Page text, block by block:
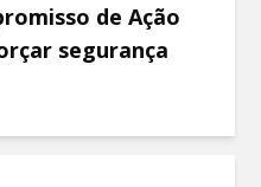
de Ação
segurança